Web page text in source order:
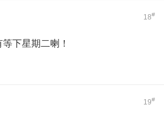
18#
下星期二喇！
19#